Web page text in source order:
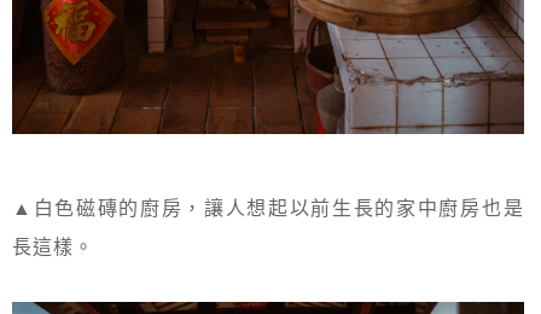
▲白色磁磚的廚房，讓人想起以前生長的家中廚房也是
長這樣。